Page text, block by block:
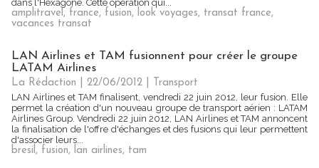
dans l'Hexagone. Cette opération qui...
amplitravel, france, fusion, look voyages, transat france,
vacances transat
LAN Airlines et TAM fusionnent pour créer le groupe
LATAM Airlines
La Rédaction | 22/06/2012
Transport
LAN Airlines et TAM finalisent, vendredi 22 juin 2012, leur fusion. Elle
permet la création d'un nouveau groupe de transport aérien : LATAM
Airlines Group. Vendredi 22 juin 2012, LAN Airlines et TAM annoncent
la finalisation de l'offre d'échanges et des fusions qui leur permettent
d'associer leurs...
bresil, fusion, lan airlines, tam